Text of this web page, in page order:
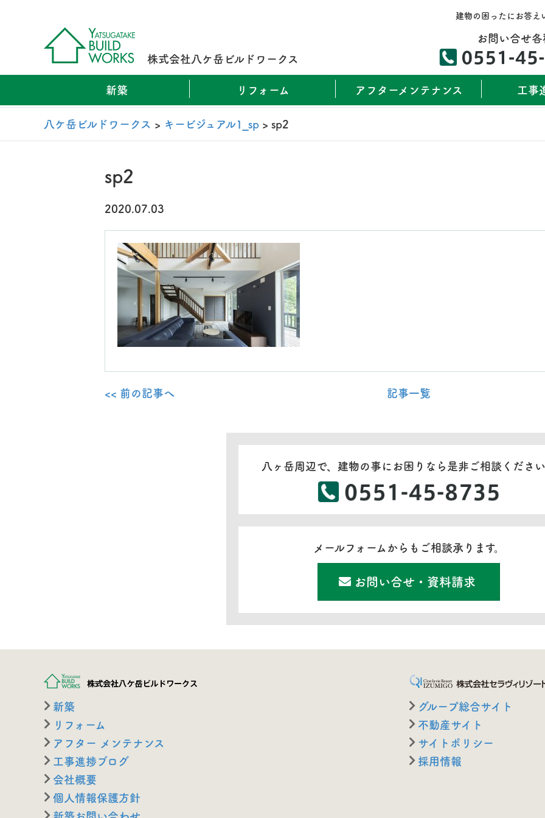
株式会社八ケ岳ビルドワークス
建物の困ったにお答え
お問い合せ各
新築 リフォーム アフターメンテナンス 工事
八ケ岳ビルドワークス > キービジュアル1_sp > sp2
sp2
2020.07.03
<< 前の記事へ 記事一覧
八ヶ岳周辺で、建物の事にお困りなら是非ご相談くださ
メールフォームからもご相談承ります。
お問い合せ・資料請求
新築
リフォーム
アフター メンテナンス
工事進捗ブログ
会社概要
個人情報保護方針
グループ総合サイト
不動産サイト
サイトポリシー
採用情報